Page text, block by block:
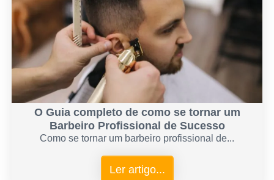
O Guia completo de como se tornar um
Barbeiro Profissional de Sucesso
Como se tornar um barbeiro profissional de...
Ler artigo...